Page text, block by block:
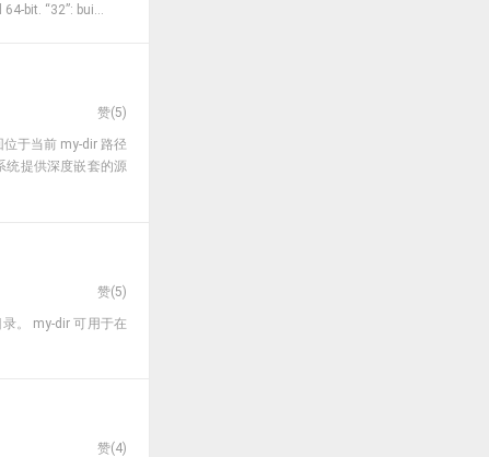
bit. “32”: bui...
赞(5)
于当前 my-dir 路径
统提供深度嵌套的源
赞(5)
。 my-dir 可用于在
赞(4)